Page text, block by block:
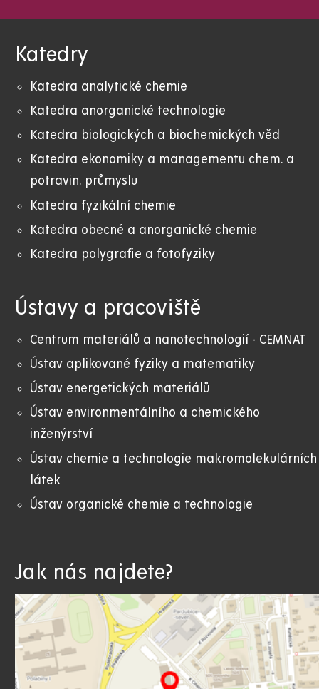
Katedry
Katedra analytické chemie
Katedra anorganické technologie
Katedra biologických a biochemických věd
Katedra ekonomiky a managementu chem. a
potravin. průmyslu
Katedra fyzikální chemie
Katedra obecné a anorganické chemie
Katedra polygrafie a fotofyziky
Ústavy a pracoviště
Centrum materiálů a nanotechnologií - CEMNAT
Ústav aplikované fyziky a matematiky
Ústav energetických materiálů
Ústav environmentálního a chemického
inženýrství
Ústav chemie a technologie makromolekulárních
látek
Ústav organické chemie a technologie
Jak nás najdete?